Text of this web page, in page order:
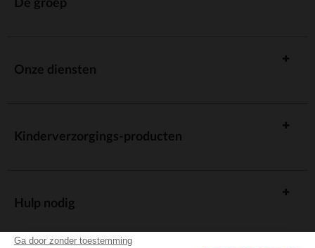
Ga door zonder toestemming
De groep
Onze diensten
Kinderverzorgings-producten
Hulp nodig